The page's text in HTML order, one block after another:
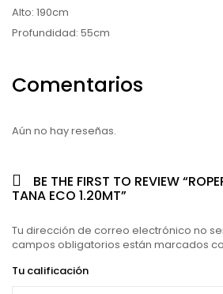
Alto: 190cm
Profundidad: 55cm
Comentarios
Aún no hay reseñas.
BE THE FIRST TO REVIEW
TANA ECO 1.20MT”
Tu dirección de correo electrónico no
campos obligatorios están marcados
Tu calificación